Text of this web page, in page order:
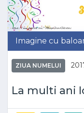
Imagine cu
ZIUA NUMELUI
La multi ani